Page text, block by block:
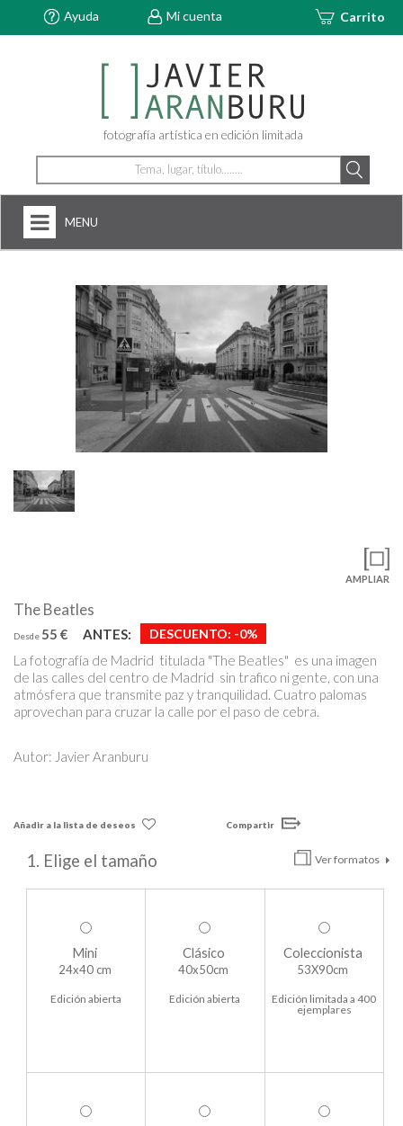
Carrito
Mi cuenta
Ayuda
fotografía artística en edición limitada
MENU
FOTOGRAFÍAS
AMPLIAR
The Beatles
Desde 55 € ANTES: DESCUENTO: -0%
La fotografía de Madrid titulada "The Beatles" es una imagen
de las calles del centro de Madrid sin trafico ni gente, con una
atmósfera que transmite paz y tranquilidad. Cuatro palomas
aprovechan para cruzar la calle por el paso de cebra.
Autor: Javier Aranburu
Añadir a la lista de deseos Compartir
Ver formatos
1. Elige el tamaño
Mini
24x40 cm
Edición abierta
Clásico
40x50cm
Edición abierta
Coleccionista
53X90cm
Edición limitada a 400
ejemplares